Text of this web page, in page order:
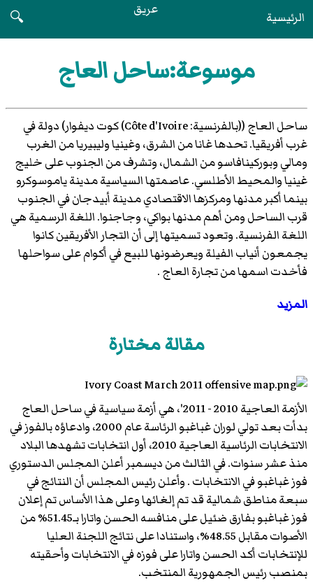
الرئيسية عريق
🔍
موسوعة:ساحل العاج
ساحل العاج ((بالفرنسية: Côte d'Ivoire) كوت ديفوار) دولة في
غرب أفريقيا. تحدها غانا من الشرق، وغينيا وليبيريا من الغرب
ومالي وبوركينافاسو من الشمال، وتشرف من الجنوب على خليج
غينيا والمحيط الأطلسي. عاصمتها السياسية مدينة ياموسوكرو
بينما أكبر مدنها ومركزها الاقتصادي مدينة أبيدجان في الجنوب
قرب الساحل ومن أهم مدنها بواكي، وجاجنوا. اللغة الرسمية هي
اللغة الفرنسية. وتعود تسميتها إلى أن التجار الأفريقين كانوا
يجمعون أنياب الفيلة ويعرضونها للبيع في أكوام على سواحلها
فأخدت اسمها من تجارة العاج .
المزيد
مقالة مختارة
الأزمة العاجية 2010 - 2011'، هي أزمة سياسية في ساحل العاج
بدأت بعد تولي لوران غباغبو الرئاسة عام 2000، وادعاؤه بالفوز في
الانتخابات الرئاسية العاجية 2010، أول انتخابات تشهدها البلاد
منذ عشر سنوات. في الثالث من ديسمبر أعلن المجلس الدستوري
فوز غباغبو في الانتخابات . وأعلن رئيس المجلس أن النتائج في
سبعة مناطق شمالية قد تم إلغائها وعلى هذا الأساس تم إعلان
فوز غباغبو بفارق ضئيل على منافسه الحسن واتارا بـ51.45% من
الأصوات مقابل 48.55%، واستنادا على نتائج اللجنة العليا
للإنتخابات أكد الحسن واتارا على فوزه في الانتخابات وأحقيته
بمنصب رئيس الجمهورية المنتخب.